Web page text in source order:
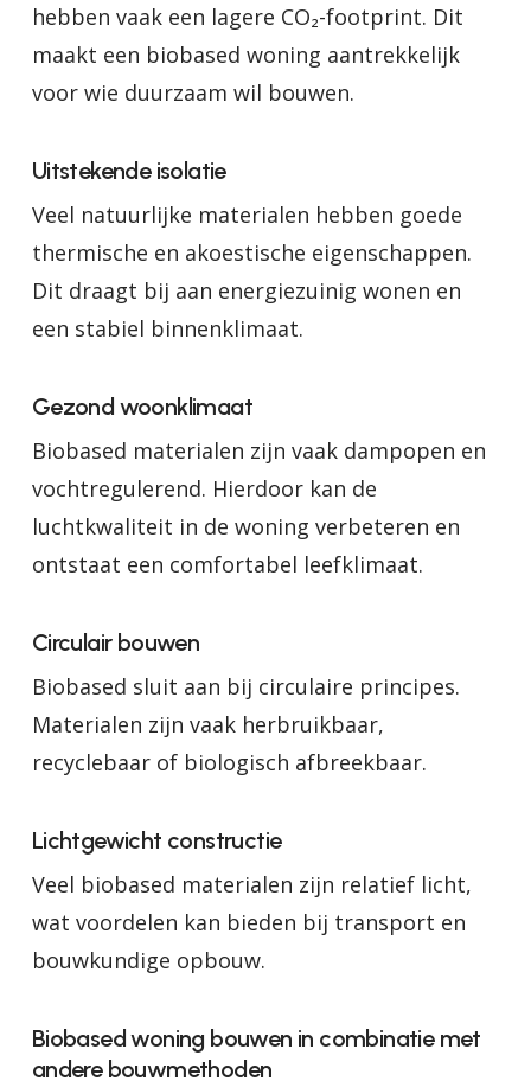
hebben vaak een lagere CO₂-footprint. Dit
maakt een biobased woning aantrekkelijk
voor wie duurzaam wil bouwen.
Uitstekende isolatie
Veel natuurlijke materialen hebben goede
thermische en akoestische eigenschappen.
Dit draagt bij aan energiezuinig wonen en
een stabiel binnenklimaat.
Gezond woonklimaat
Biobased materialen zijn vaak dampopen en
vochtregulerend. Hierdoor kan de
luchtkwaliteit in de woning verbeteren en
ontstaat een comfortabel leefklimaat.
Circulair bouwen
Biobased sluit aan bij circulaire principes.
Materialen zijn vaak herbruikbaar,
recyclebaar of biologisch afbreekbaar.
Lichtgewicht constructie
Veel biobased materialen zijn relatief licht,
wat voordelen kan bieden bij transport en
bouwkundige opbouw.
Biobased woning bouwen in combinatie met
andere bouwmethoden